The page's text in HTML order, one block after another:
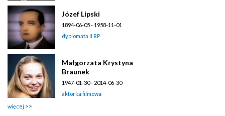
Józef Lipski
1894-06-05 - 1958-11-01
dyplomata II RP
Małgorzata Krystyna
Braunek
1947-01-30 - 2014-06-30
aktorka filmowa
więcej